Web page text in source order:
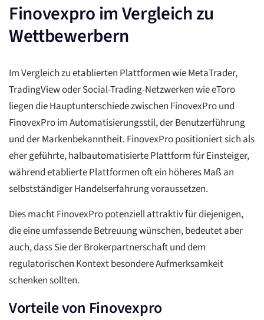
Finovexpro im Vergleich zu
Wettbewerbern
Im Vergleich zu etablierten Plattformen wie MetaTrader,
TradingView oder Social-Trading-Netzwerken wie eToro
liegen die Hauptunterschiede zwischen FinovexPro und
FinovexPro im Automatisierungsstil, der Benutzerführung
und der Markenbekanntheit. FinovexPro positioniert sich als
eher geführte, halbautomatisierte Plattform für Einsteiger,
während etablierte Plattformen oft ein höheres Maß an
selbstständiger Handelserfahrung voraussetzen.
Dies macht FinovexPro potenziell attraktiv für diejenigen,
die eine umfassende Betreuung wünschen, bedeutet aber
auch, dass Sie der Brokerpartnerschaft und dem
regulatorischen Kontext besondere Aufmerksamkeit
schenken sollten.
Vorteile von Finovexpro